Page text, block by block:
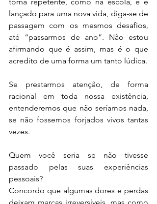
lançado para uma nova vida, diga-se de
passagem com os mesmos desafios,
até “passarmos de ano”. Não estou
afirmando que é assim, mas é o que
acredito de uma forma um tanto lúdica.
Se prestarmos atenção, de forma
racional em toda nossa existência,
entenderemos que não seríamos nada,
se não fossemos forjados vivos tantas
vezes.
Quem você seria se não tivesse
passado pelas suas experiências
pessoais?
Concordo que algumas dores e perdas
deixam marcas irreversíveis, mas como